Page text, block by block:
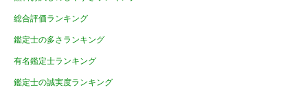
総合評価ランキング
鑑定士の多さランキング
有名鑑定士ランキング
鑑定士の誠実度ランキング